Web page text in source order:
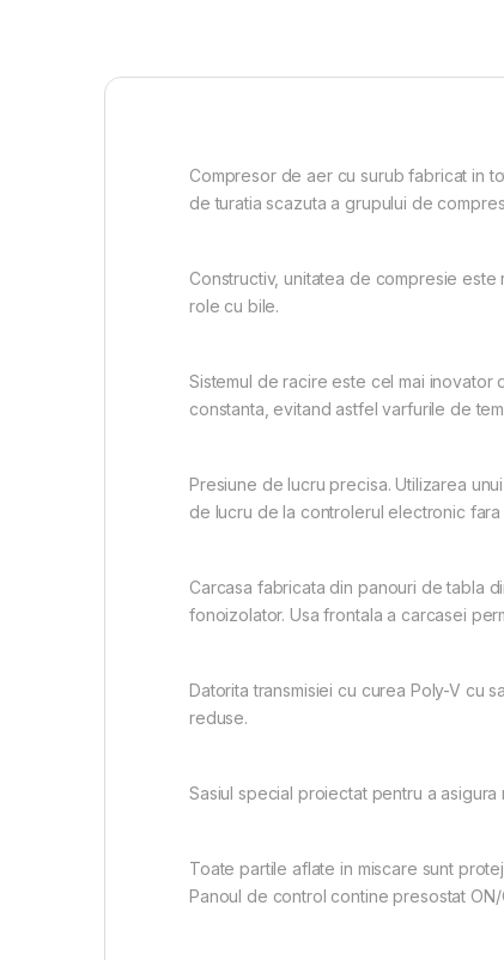
Compresor de aer cu surub fabricat in
de turatia scazuta a grupului de
Constructiv, unitatea de compresie
role cu bile.
Sistemul de racire este cel mai inovator
constanta, evitand astfel varfurile de
Presiune de lucru precisa. Utilizarea
de lucru de la controlerul electronic
Carcasa fabricata din panouri de tabla
fonoizolator. Usa frontala a carcasei
Datorita transmisiei cu curea Poly-V cu
reduse.
Sasiul special proiectat pentru a
Toate partile aflate in miscare sunt
Panoul de control contine presostat